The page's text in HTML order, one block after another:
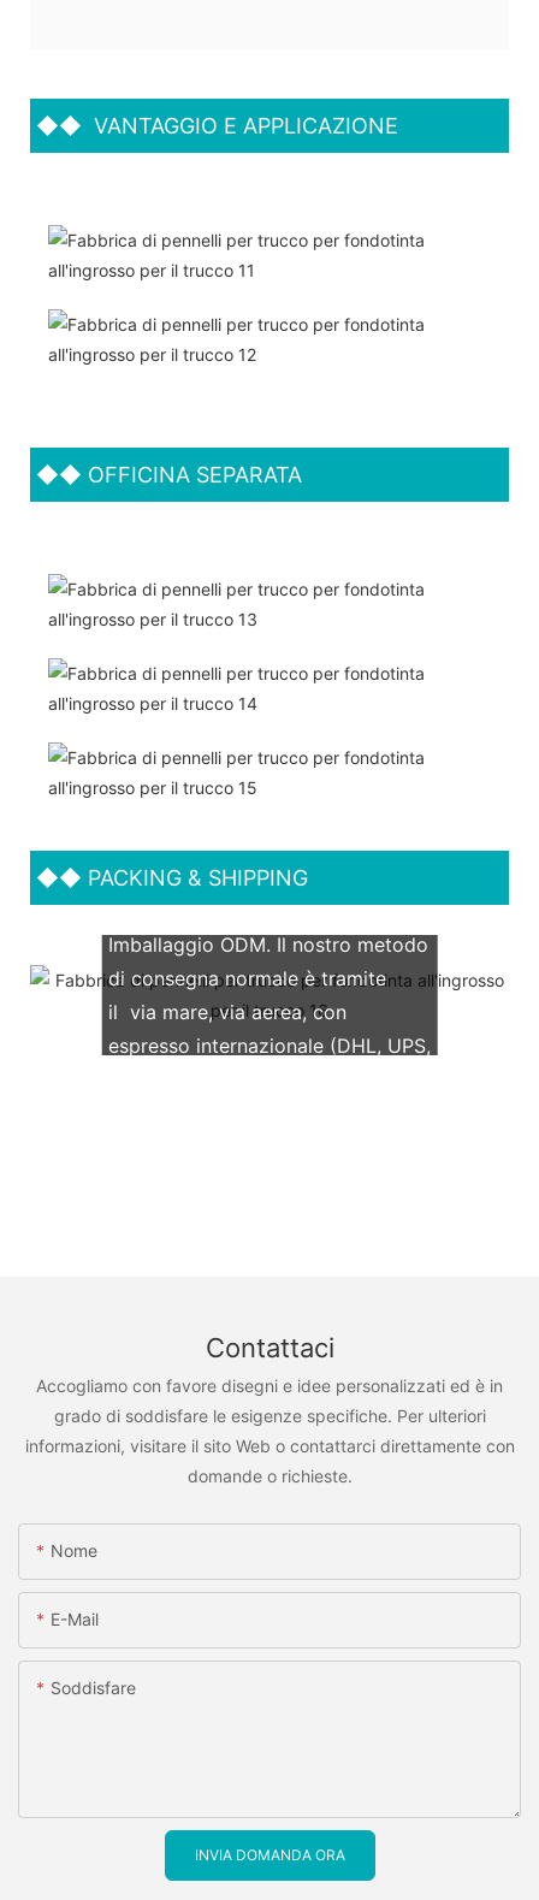
◆◆ VANTAGGIO E APPLICAZIONE
◆◆ OFFICINA SEPARATA
◆◆ PACKING & SHIPPING
Supportiamo entrambi gli OEM &
Imballaggio ODM. Il nostro metodo
di consegna normale è tramite
il via mare, via aerea, con
espresso internazionale (DHL, UPS,
Contattaci
Accogliamo con favore disegni e idee personalizzati ed è in
grado di soddisfare le esigenze specifiche. Per ulteriori
informazioni, visitare il sito Web o contattarci direttamente con
domande o richieste.
Nome
E-Mail
Soddisfare
INVIA DOMANDA ORA